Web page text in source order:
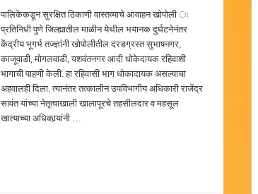
पालिकेकडून सुरक्षित ठिकाणी वास्तव्याचे आवाहन खोपोली ः
प्रतिनिधी पुणे जिल्ह्यातील माळीन येथील भयानक दुर्घटनेनंतर
केंद्रीय भूगर्भ तज्ज्ञांनी खोपोलीतील दरडग्रस्त सुभाषनगर,
काजूवाडी, मोगलवाडी, यशवंतनगर आदी धोकेदायक रहिवाशी
भागाची पाहणी केली. हा रहिवासी भाग धोकादायक असल्याचा
अहवालही दिला. त्यानंतर तत्कालीन उपविभागीय अधिकारी राजेंद्र
सावंत यांच्या नेतृत्वाखाली खालापूरचे तहसीलदार व महसूल
खात्याच्या अधिकार्‍यांनी …